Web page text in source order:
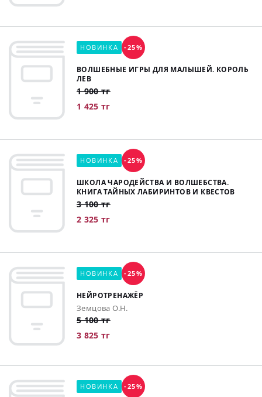
НОВИНКА -25%
ВОЛШЕБНЫЕ ИГРЫ ДЛЯ МАЛЫШЕЙ. КОРОЛЬ
ЛЕВ
1 900 тг
1 425 тг
НОВИНКА -25%
ШКОЛА ЧАРОДЕЙСТВА И ВОЛШЕБСТВА.
КНИГА ТАЙНЫХ ЛАБИРИНТОВ И КВЕСТОВ
3 100 тг
2 325 тг
НОВИНКА -25%
НЕЙРОТРЕНАЖЁР
Земцова О.Н.
5 100 тг
3 825 тг
НОВИНКА -25%